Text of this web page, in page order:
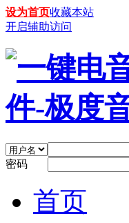
设为首页收藏本站
开启辅助访问
密码
首页